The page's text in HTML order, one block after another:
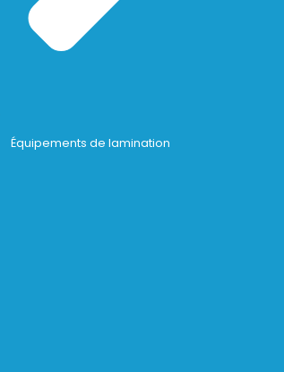
Équipements de lamination